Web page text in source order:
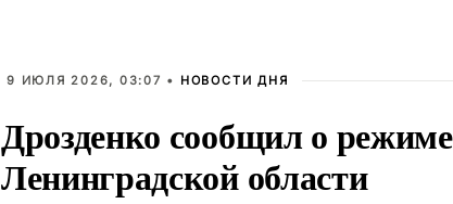
9 ИЮЛЯ 2026, 03:07 • НОВОСТИ ДНЯ
Дрозденко сообщил о
Ленинградской области